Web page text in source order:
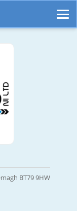
BT79 9HW